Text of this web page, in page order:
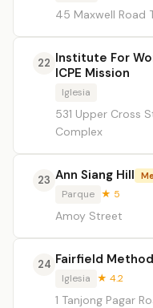
45 Maxwell Road
22 Institute For
ICPE Mission
Iglesia
531 Upper Cross
Complex
23 Ann Siang Hill
Parque ★ 5
Amoy Street
24 Fairfield
Iglesia ★ 4.2
1 Tanjong Pagar